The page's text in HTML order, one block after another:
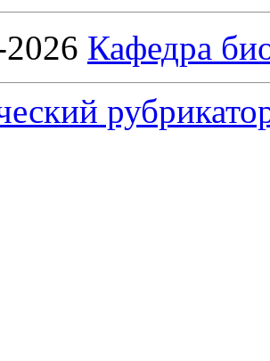
Кафедра